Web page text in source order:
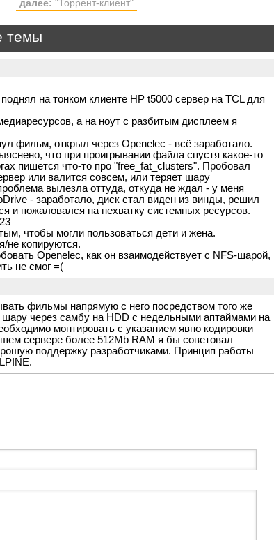
далее: "Торрент-клиент"
темы
на тонком клиенте HP t5000 сервер на TCL для
а на ноут с разбитым дисплеем я
фильм, открыл через Openelec - всё заработало.
что при проигрывании файла спустя какое-то
пишется что-то про "free_fat_clusters". Пробовал
или валится совсем, или теряет шару
вылезла оттуда, откуда не ждал - у меня
- заработало, диск стал виден из винды, решил
и пожаловался на нехватку системных ресурсов.
чтобы могли пользоваться дети и жена.
не копируются.
Openelec, как он взаимодействует с NFS-шарой,
не смог =(
фильмы напрямую с него посредством того же
через самбу на HDD с недельными аптаймами на
монтировать с указанием явно кодировки
сервере более 512Mb RAM я бы советовал
поддержку разработчиками. Принцип работы